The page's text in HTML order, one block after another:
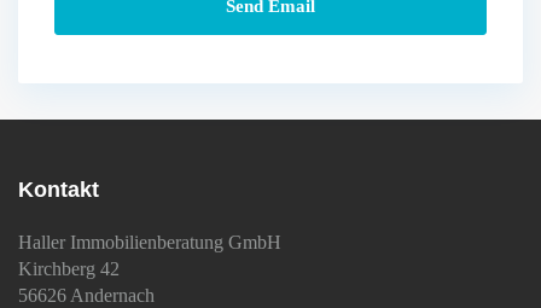
Kontakt
Haller Immobilienberatung GmbH
Kirchberg 42
56626 Andernach